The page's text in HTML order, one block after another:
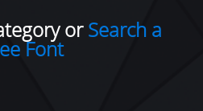
orSearch a
Font